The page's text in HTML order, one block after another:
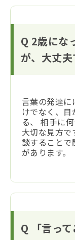
Q 2歳にな
が、大丈
言葉の発達に
けでなく、
る、 相手に
大切な見方で
談することで
があります。
Q 「言っ